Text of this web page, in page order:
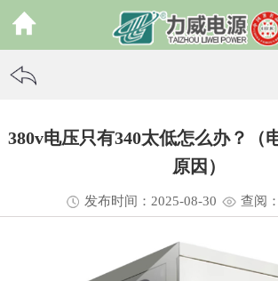
380v电压只有340太低怎么办？（
原因）
发布时间：2025-08-30 查阅